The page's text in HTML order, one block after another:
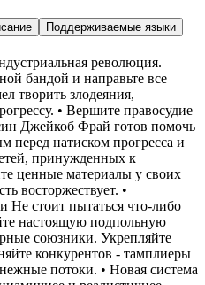
Поддерживаемые языки
революция.
бандой и направьте все
творить злодеяния,
• Вершите правосудие
Джейкоб Фрай готов помочь
перед натиском прогресса и
принужденных к
ценные материалы у своих
восторжествует. •
Не стоит пытаться что-либо
настоящую подпольную
союзники. Укрепляйте
конкурентов - тамплиеры
потоки. • Новая система